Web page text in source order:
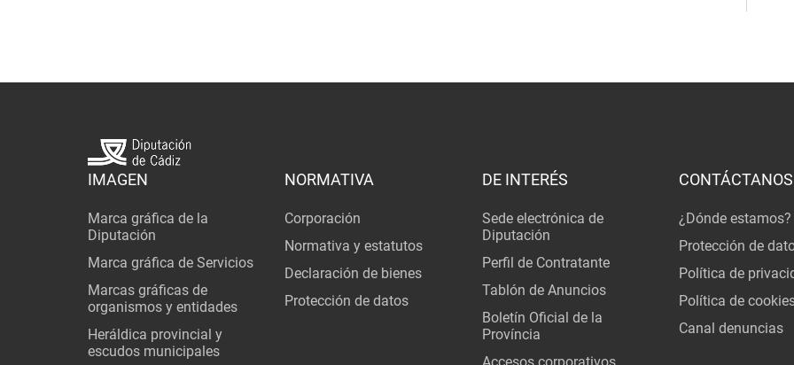
IMAGEN
Marca gráfica de la
Diputación
Marca gráfica de Servicios
Marcas gráficas de
organismos y entidades
Heráldica provincial y
escudos municipales
NORMATIVA
Corporación
Normativa y estatutos
Declaración de bienes
Protección de datos
DE INTERÉS
Sede electrónica de
Diputación
Perfil de Contratante
Tablón de Anuncios
Boletín Oficial de la
Província
Accesos corporativos
CONTÁCTANOS
¿Dónde estamos?
Protección de
Política de
Política de
Canal denuncias